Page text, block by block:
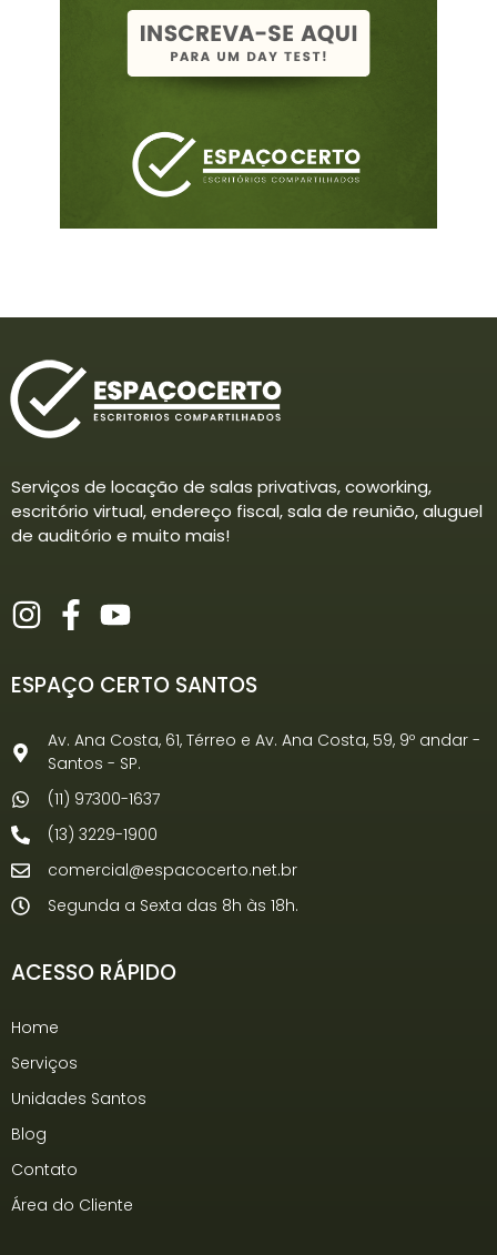
Serviços de locação de salas privativas, coworking,
escritório virtual, endereço fiscal, sala de reunião, aluguel
de auditório e muito mais!
ESPAÇO CERTO SANTOS
Av. Ana Costa, 61, Térreo e Av. Ana Costa, 59, 9º andar -
Santos - SP.
(11) 97300-1637
(13) 3229-1900
comercial@espacocerto.net.br
Segunda a Sexta das 8h às 18h.
ACESSO RÁPIDO
Home
Serviços
Unidades Santos
Blog
Contato
Área do Cliente